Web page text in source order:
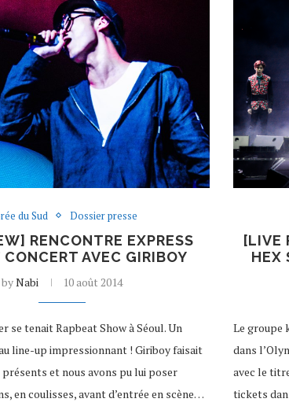
du Sud Dossier presse
RENCONTRE EXPRESS
CONCERT AVEC GIRIBOY
byNabi 10 août 2014
se tenait Rapbeat Show à Séoul. Un
line-up impressionnant ! Giriboy faisait
et nous avons pu lui poser
en coulisses, avant d’entrée en scène…
[LIVE
HEX
Le groupe
dans
avec le
tickets